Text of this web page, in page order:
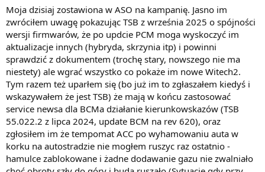
Moja dzisiaj zostawiona w ASO na kampanię. Jasno im
zwróciłem uwagę pokazując TSB z września 2025 o spójności
wersji firmwarów, że po updcie PCM moga wyskoczyć im
aktualizacje innych (hybryda, skrzynia itp) i powinni
sprawdzić z dokumentem (trochę stary, nowszego nie ma
niestety) ale wgrać wszystko co pokaże im nowe Witech2.
Tym razem też uparłem się (bo już im to zgłaszałem kiedyś i
wskazywałem że jest TSB) że mają w końcu zastosować
service newsa dla BCMa działanie kierunkowskazów (TSB
55.022.2 z lipca 2024, update BCM na rev 620), oraz
zgłosiłem im że tempomat ACC po wyhamowaniu auta w
korku na autostradzie nie mogłem ruszyc raz ostatnio -
hamulce zablokowane i żadne dodawanie gazu nie zwalniało